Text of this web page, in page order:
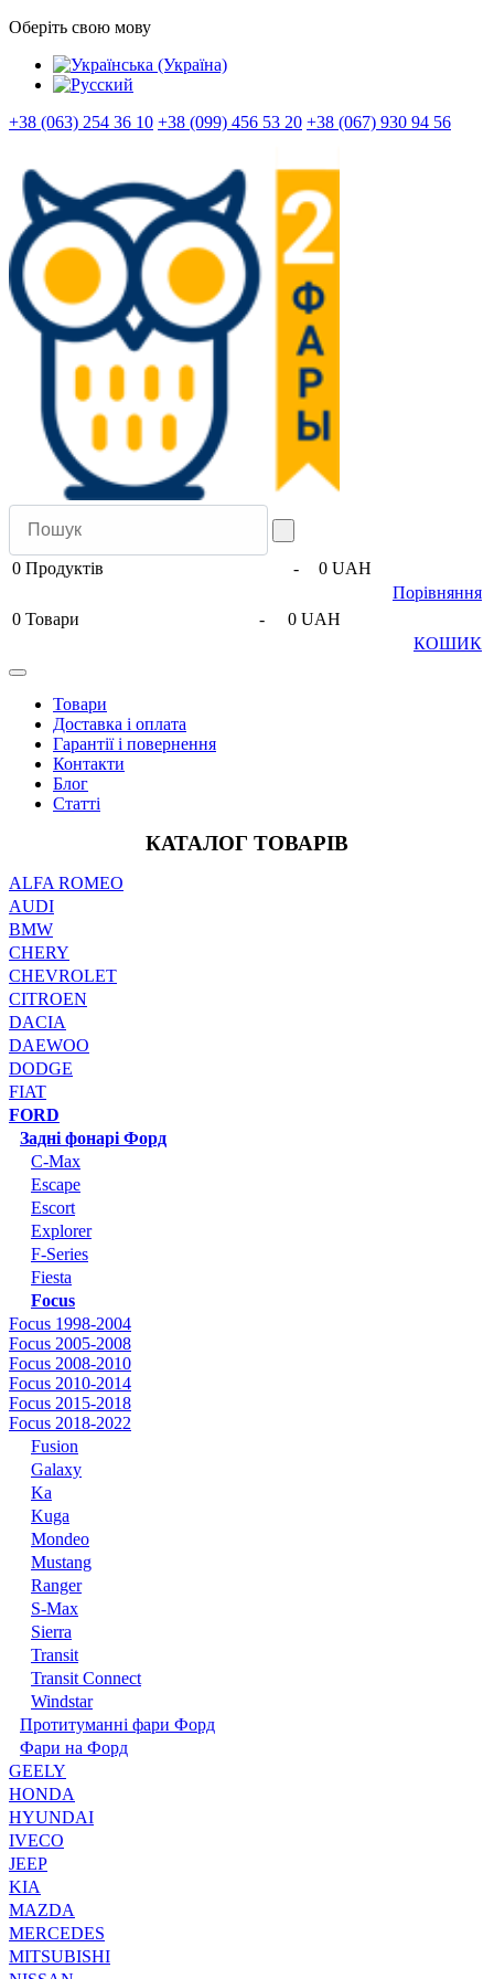
Оберіть свою мову
+38 (063) 254 36 10 +38 (099) 456 53 20 +38 (067) 930 94 56
0 Продуктів -
0 UAH
Порівняння
0 Товари -
0 UAH
КОШИК
Товари
Доставка і оплата
Гарантії і повернення
Контакти
Блог
Статті
КАТАЛОГ ТОВАРІВ
ALFA ROMEO
AUDI
BMW
CHERY
CHEVROLET
CITROEN
DACIA
DAEWOO
DODGE
FIAT
FORD
Задні фонарі Форд
C-Max
Escape
Escort
Explorer
F-Series
Fiesta
Focus
Focus 1998-2004
Focus 2005-2008
Focus 2008-2010
Focus 2010-2014
Focus 2015-2018
Focus 2018-2022
Fusion
Galaxy
Ka
Kuga
Mondeo
Mustang
Ranger
S-Max
Sierra
Transit
Transit Connect
Windstar
Протитуманні фари Форд
Фари на Форд
GEELY
HONDA
HYUNDAI
IVECO
JEEP
KIA
MAZDA
MERCEDES
MITSUBISHI